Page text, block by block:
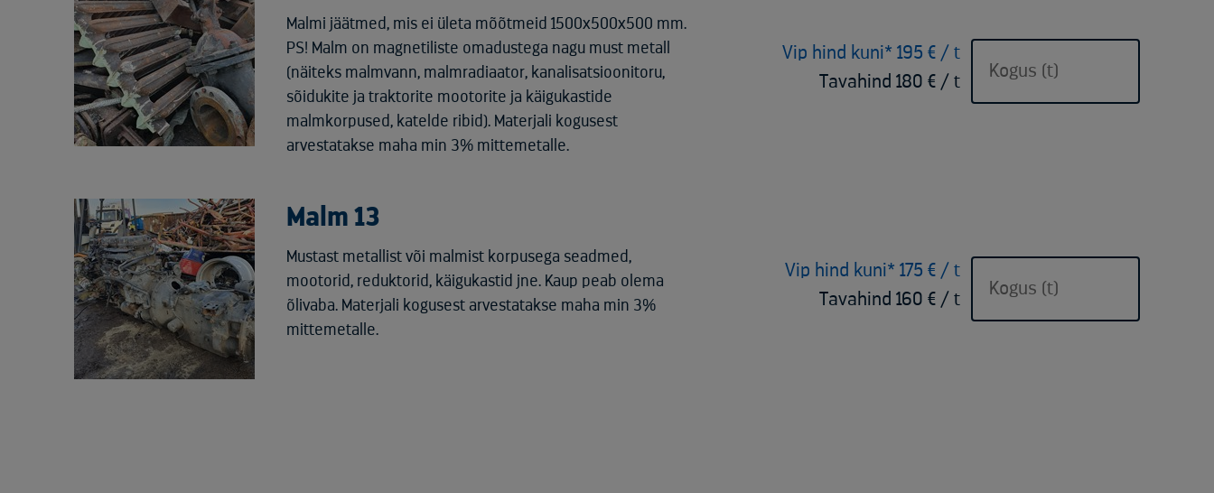
Malmi jäätmed, mis ei ületa mõõtmeid 1500x500x500 mm.
PS! Malm on magnetiliste omadustega nagu must metall
(näiteks malmvann, malmradiaator, kanalisatsioonitoru,
sõidukite ja traktorite mootorite ja käigukastide
malmkorpused, katelde ribid). Materjali kogusest
arvestatakse maha min 3% mittemetalle.
Vip hind kuni* 195 € / t
Tavahind 180 € / t
Malm 13
Mustast metallist või malmist korpusega seadmed,
mootorid, reduktorid, käigukastid jne. Kaup peab olema
õlivaba. Materjali kogusest arvestatakse maha min 3%
mittemetalle.
Vip hind kuni* 175 € / t
Tavahind 160 € / t